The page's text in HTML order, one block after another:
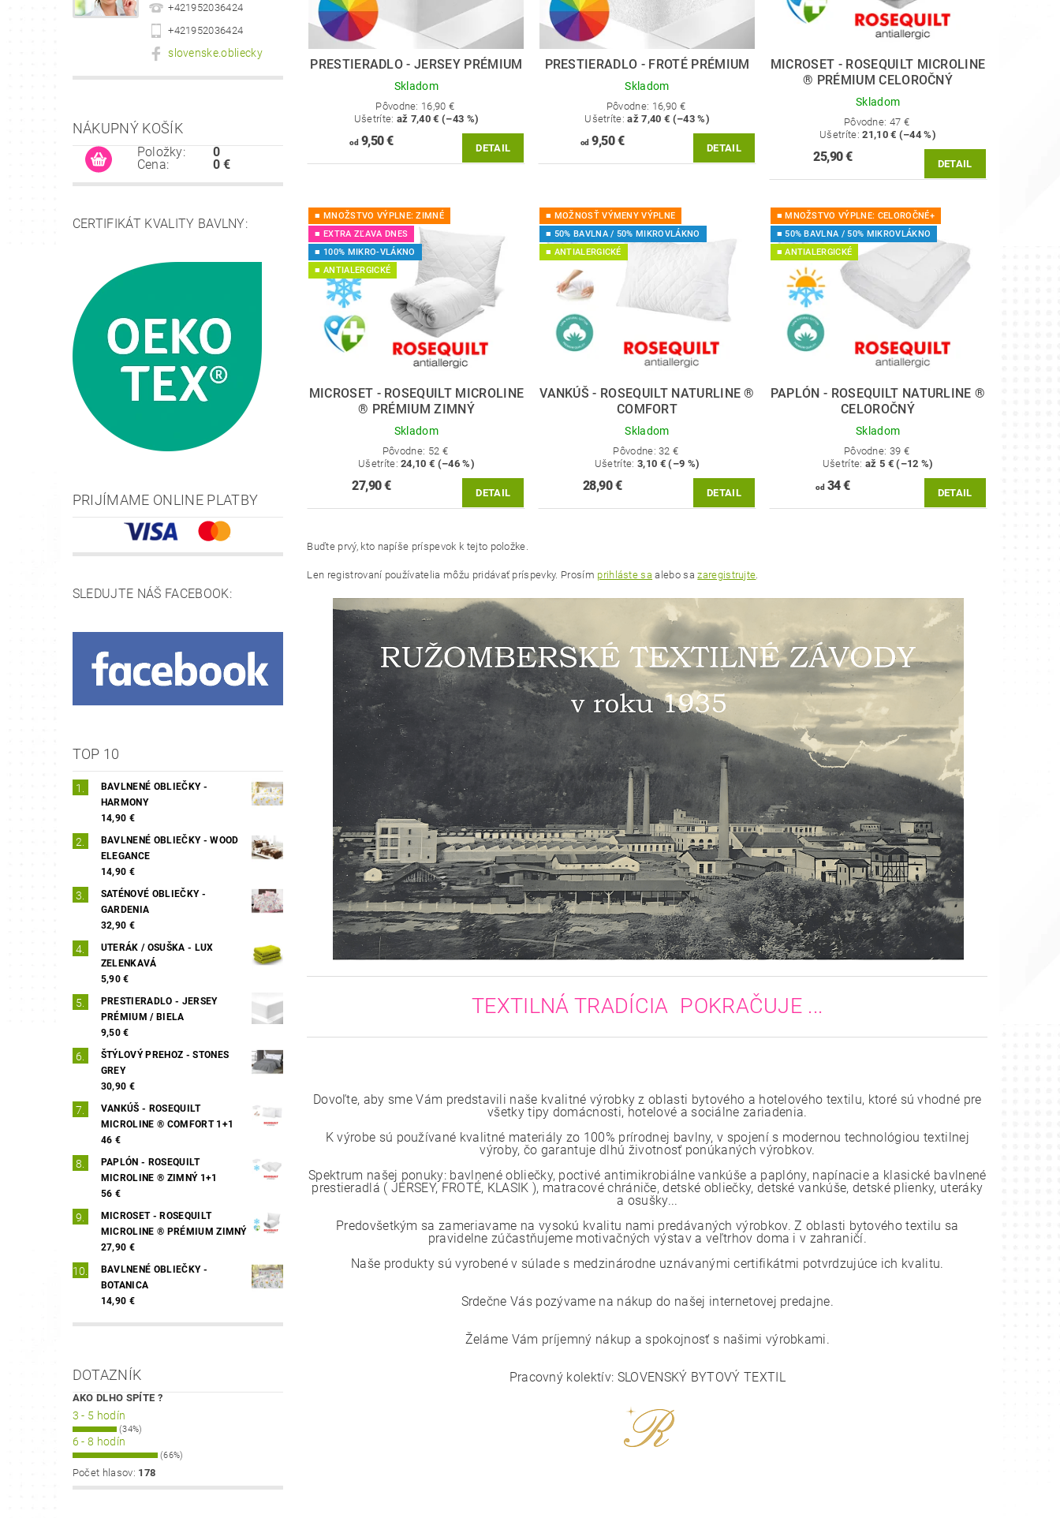
+421952036424
+421952036424
slovenske.obliecky
NÁKUPNÝ KOŠÍK
Položky:
Cena:
0
0 €
CERTIFIKÁT KVALITY BAVLNY:
PRIJÍMAME ONLINE PLATBY
SLEDUJTE NÁŠ FACEBOOK:
TOP 10
BAVLNENÉ OBLIEČKY -
HARMONY
14,90 €
BAVLNENÉ OBLIEČKY - WOOD
ELEGANCE
14,90 €
SATÉNOVÉ OBLIEČKY -
GARDENIA
32,90 €
UTERÁK / OSUŠKA - LUX
ZELENKAVÁ
5,90 €
PRESTIERADLO - JERSEY
PRÉMIUM / BIELA
9,50 €
ŠTÝLOVÝ PREHOZ - STONES
GREY
30,90 €
VANKÚŠ - ROSEQUILT
MICROLINE ® COMFORT 1+1
46 €
PAPLÓN - ROSEQUILT
MICROLINE ® ZIMNÝ 1+1
56 €
MICROSET - ROSEQUILT
MICROLINE ® PRÉMIUM ZIMNÝ
27,90 €
BAVLNENÉ OBLIEČKY -
BOTANICA
14,90 €
DOTAZNÍK
AKO DLHO SPÍTE ?
3 - 5 hodín
(34%)
6 - 8 hodín
(66%)
Počet hlasov: 178
PRESTIERADLO - JERSEY PRÉMIUM
Skladom
Pôvodne: 16,90 €
Ušetríte: až 7,40 € (–43 %)
od9,50 € DETAIL
PRESTIERADLO - FROTÉ PRÉMIUM
Skladom
Pôvodne: 16,90 €
Ušetríte:až 7,40 € (–43 %)
od9,50 € DETAIL
MICROSET - ROSEQUILT MICROLINE
® PRÉMIUM CELOROČNÝ
Skladom
Pôvodne: 47 €
Ušetríte:21,10 € (–44 %)
25,90 € DETAIL
■ MNOŽSTVO VÝPLNE: ZIMNÉ
■ EXTRA ZĽAVA DNES
■ 100% MIKRO-VLÁKNO
■ ANTIALERGICKÉ
MICROSET - ROSEQUILT MICROLINE
® PRÉMIUM ZIMNÝ
Skladom
Pôvodne: 52 €
Ušetríte:24,10 € (–46 %)
27,90 € DETAIL
■ MOŽNOSŤ VÝMENY VÝPLNE
■ 50% BAVLNA / 50% MIKROVLÁKNO
■ ANTIALERGICKÉ
VANKÚŠ - ROSEQUILT NATURLINE ®
COMFORT
Skladom
Pôvodne:32 €
Ušetríte:3,10 € (–9 %)
28,90 € DETAIL
■ MNOŽSTVO VÝPLNE: CELOROČNÉ+
■ 50% BAVLNA / 50% MIKROVLÁKNO
■ ANTIALERGICKÉ
PAPLÓN - ROSEQUILT NATURLINE ®
CELOROČNÝ
Skladom
Pôvodne: 39 €
Ušetríte: až 5 € (–12 %)
od34 € DETAIL
Buďte prvý, kto napíše príspevok k tejto položke.
Len registrovaní používatelia môžu pridávať príspevky. Prosím prihláste sa alebo sazaregistrujte
TEXTILNÁ TRADÍCIA POKRAČUJE ...
Dovoľte, aby sme Vám predstavili naše kvalitné výrobky z oblasti bytového a hotelového textilu, ktoré sú vhodné pre
všetky tipy domácnosti, hotelové a sociálne zariadenia.
K výrobe sú používané kvalitné materiály zo 100% prírodnej bavlny, v spojení s modernou technológiou textilnej
výroby, čo garantuje dlhú životnosť ponúkaných výrobkov.
Spektrum našej ponuky: bavlnené obliečky, poctivé antimikrobiálne vankúše a paplóny, napínacie a klasické bavlnené
prestieradlá ( JERSEY, FROTÉ, KLASIK ), matracové chrániče, detské obliečky, detské vankúše, detské plienky, uteráky
a osušky...
Predovšetkým sa zameriavame na vysokú kvalitu nami predávaných výrobkov. Z oblasti bytového textilu sa
pravidelne zúčastňujeme motivačných výstav a veľtrhov doma i v zahraničí.
Naše produkty sú vyrobené v súlade s medzinárodne uznávanými certifikátmi potvrdzujúce ich kvalitu.
Srdečne Vás pozývame na nákup do našej internetovej predajne.
Želáme Vám príjemný nákup a spokojnosť s našimi výrobkami.
Pracovný kolektív: SLOVENSKÝ BYTOVÝ TEXTIL